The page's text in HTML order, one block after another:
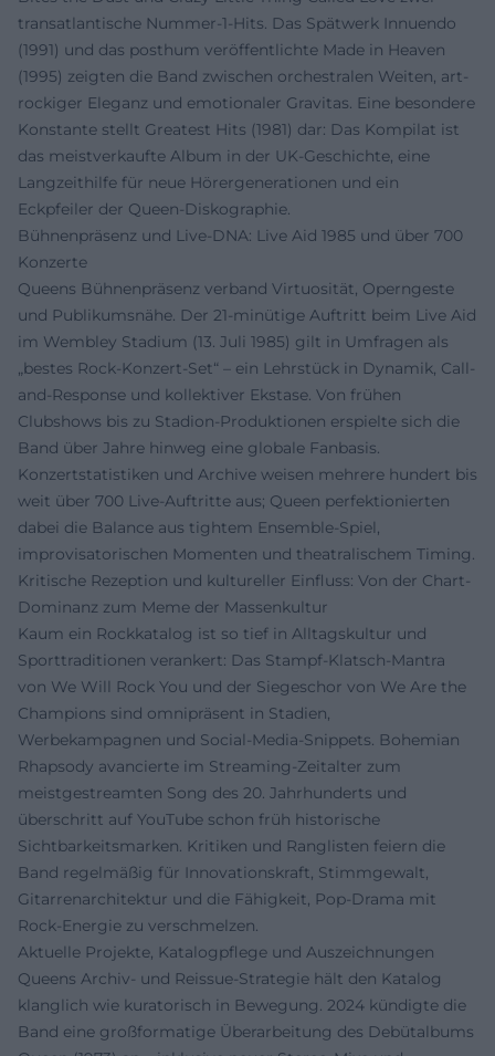
transatlantische Nummer-1-Hits. Das Spätwerk Innuendo
(1991) und das posthum veröffentlichte Made in Heaven
(1995) zeigten die Band zwischen orchestralen Weiten, art-
rockiger Eleganz und emotionaler Gravitas. Eine besondere
Konstante stellt Greatest Hits (1981) dar: Das Kompilat ist
das meistverkaufte Album in der UK-Geschichte, eine
Langzeithilfe für neue Hörergenerationen und ein
Eckpfeiler der Queen-Diskographie.
Bühnenpräsenz und Live-DNA: Live Aid 1985 und über 700
Konzerte
Queens Bühnenpräsenz verband Virtuosität, Operngeste
und Publikumsnähe. Der 21-minütige Auftritt beim Live Aid
im Wembley Stadium (13. Juli 1985) gilt in Umfragen als
„bestes Rock-Konzert-Set“ – ein Lehrstück in Dynamik, Call-
and-Response und kollektiver Ekstase. Von frühen
Clubshows bis zu Stadion-Produktionen erspielte sich die
Band über Jahre hinweg eine globale Fanbasis.
Konzertstatistiken und Archive weisen mehrere hundert bis
weit über 700 Live-Auftritte aus; Queen perfektionierten
dabei die Balance aus tightem Ensemble-Spiel,
improvisatorischen Momenten und theatralischem Timing.
Kritische Rezeption und kultureller Einfluss: Von der Chart-
Dominanz zum Meme der Massenkultur
Kaum ein Rockkatalog ist so tief in Alltagskultur und
Sporttraditionen verankert: Das Stampf-Klatsch-Mantra
von We Will Rock You und der Siegeschor von We Are the
Champions sind omnipräsent in Stadien,
Werbekampagnen und Social-Media-Snippets. Bohemian
Rhapsody avancierte im Streaming-Zeitalter zum
meistgestreamten Song des 20. Jahrhunderts und
überschritt auf YouTube schon früh historische
Sichtbarkeitsmarken. Kritiken und Ranglisten feiern die
Band regelmäßig für Innovationskraft, Stimmgewalt,
Gitarrenarchitektur und die Fähigkeit, Pop-Drama mit
Rock-Energie zu verschmelzen.
Aktuelle Projekte, Katalogpflege und Auszeichnungen
Queens Archiv- und Reissue-Strategie hält den Katalog
klanglich wie kuratorisch in Bewegung. 2024 kündigte die
Band eine großformatige Überarbeitung des Debütalbums